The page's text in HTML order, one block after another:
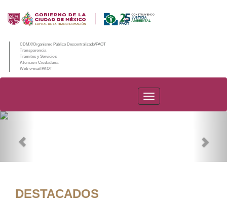
CDMX/Organismo Público Descentralizado/PAOT
Transparencia
Trámites y Servicios
Atención Ciudadana
Web e-mail PAOT
PAOT
DESTACADOS